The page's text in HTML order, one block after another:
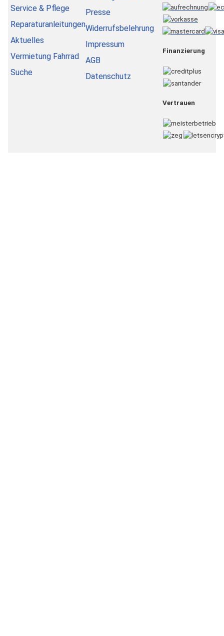
Service & Pflege
Reparaturanleitungen
Aktuelles
Vermietung Fahrrad
Suche
Presse
Widerrufsbelehrung
Impressum
AGB
Datenschutz
Finanzierung
Vertrauen